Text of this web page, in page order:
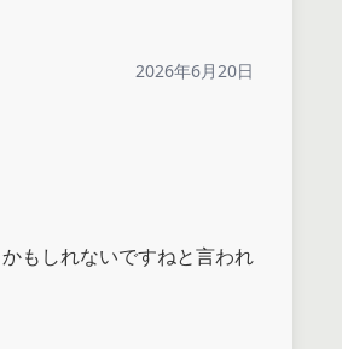
2026年6月20日
もしれないですねと言われ